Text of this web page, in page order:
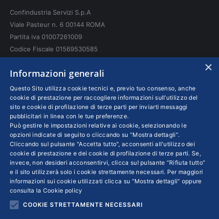
new
windowwindowwindow
Confindustria Servizi S.p.A
Viale Pasteur n. 6 00144 ROMA
Partita iva 01007261009
Codice Fiscale 01569530585
INFO LEGALI
Colophon editoriali
Disclaimer
Privacy
Coordinate Bancarie
×
Informazioni generali
Questo Sito utilizza cookie tecnici e, previo tuo consenso, anche
cookie di prestazione per raccogliere informazioni sull’utilizzo del
sito e cookie di profilazione di terze parti per inviarti messaggi
pubblicitari in linea con le tue preferenze.
Può gestire le impostazioni relative ai cookie, selezionando le
opzioni indicate di seguito o cliccando su “Mostra dettagli”.
Cliccando sul pulsante "Accetta tutto", acconsenti all'utilizzo dei
cookie di prestazione e dei cookie di profilazione di terze parti. Se,
invece, non desideri acconsentirvi, clicca sul pulsante “Rifiuta tutto”
e il sito utilizzerà solo i cookie strettamente necessari. Per maggiori
informazioni sui cookie utilizzati clicca su “Mostra dettagli” oppure
consulta la Cookie policy
COOKIE STRETTAMENTE NECESSARI